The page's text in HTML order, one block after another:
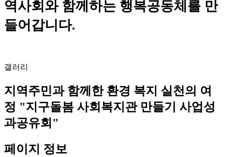
역사회와 함께하는 행복공동체를 만
들어갑니다.
갤러리
지역주민과 함께한 환경 복지 실천의 여
정 "지구돌봄 사회복지관 만들기 사업성
과공유회"
페이지 정보